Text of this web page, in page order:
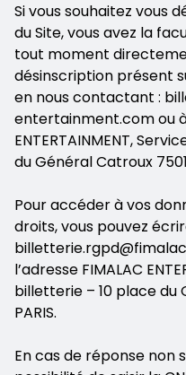
Si vous souhaitez vous
du Site, vous avez la
tout moment
désinscription présent
en nous contactant :
entertainment.com ou à
ENTERTAINMENT,
du Général Catroux
Pour accéder à vos
droits, vous pouvez
l’adresse FIMALAC
billetterie – 10 place du
PARIS.
En cas de réponse non